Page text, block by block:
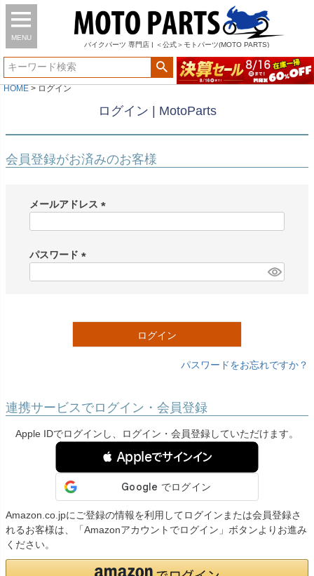
MENU
バイク パーツ 専門店 | ＜公式＞モトパーツ(MOTO PARTS)
HOME ログイン
ログイン | MotoParts
会員登録がお済みのお客様
メールアドレス
)
パスワード
ログイン
パスワードをお忘れですか？
連携サービスでログイン・会員登録
Apple IDでログインし、ログイン・会員登録していただけます。
 Appleでサインイン
Amazon.co.jpにご登録の情報を利用してログインまたは会員登録さ
れるお客様は、「Amazonアカウントでログイン」ボタンよりお進み
ください。